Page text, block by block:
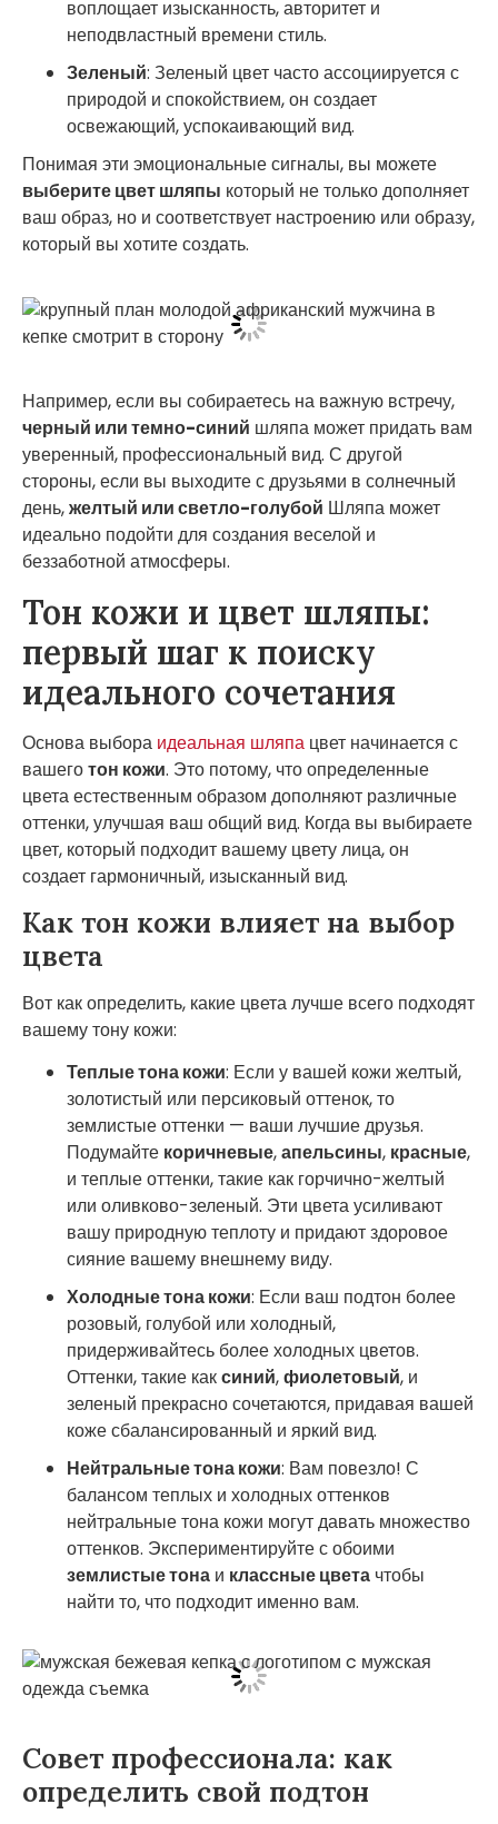
воплощает изысканность, авторитет и
неподвластный времени стиль.
Зеленый: Зеленый цвет часто ассоциируется с
природой и спокойствием, он создает
освежающий, успокаивающий вид.
Понимая эти эмоциональные сигналы, вы можете
выберите цвет шляпы который не только дополняет
ваш образ, но и соответствует настроению или образу,
который вы хотите создать.
Например, если вы собираетесь на важную встречу,
черный или темно-синий шляпа может придать вам
уверенный, профессиональный вид. С другой
стороны, если вы выходите с друзьями в солнечный
день,желтый или светло-голубой Шляпа может
идеально подойти для создания веселой и
беззаботной атмосферы.
Тон кожи и цвет шляпы:
первый шаг к поиску
идеального сочетания
Основа выбора идеальная шляпа цвет начинается с
вашеготон кожи. Это потому, что определенные
цвета естественным образом дополняют различные
оттенки, улучшая ваш общий вид. Когда вы выбираете
цвет, который подходит вашему цвету лица, он
создает гармоничный, изысканный вид.
Как тон кожи влияет на выбор
цвета
Вот как определить, какие цвета лучше всего подходят
вашему тону кожи:
Теплые тона кожи: Если у вашей кожи желтый,
золотистый или персиковый оттенок, то
землистые оттенки — ваши лучшие друзья.
Подумайте коричневые,апельсины, красные,
и теплые оттенки, такие как горчично-желтый
или оливково-зеленый. Эти цвета усиливают
вашу природную теплоту и придают здоровое
сияние вашему внешнему виду.
Холодные тона кожи: Если ваш подтон более
розовый, голубой или холодный,
придерживайтесь более холодных цветов.
Оттенки, такие каксиний,фиолетовый, и
зеленый прекрасно сочетаются, придавая вашей
коже сбалансированный и яркий вид.
Нейтральные тона кожи: Вам повезло! С
балансом теплых и холодных оттенков
нейтральные тона кожи могут давать множество
оттенков. Экспериментируйте с обоими
землистые тона и классные цвета чтобы
найти то, что подходит именно вам.
Совет профессионала: как
определить свой подтон